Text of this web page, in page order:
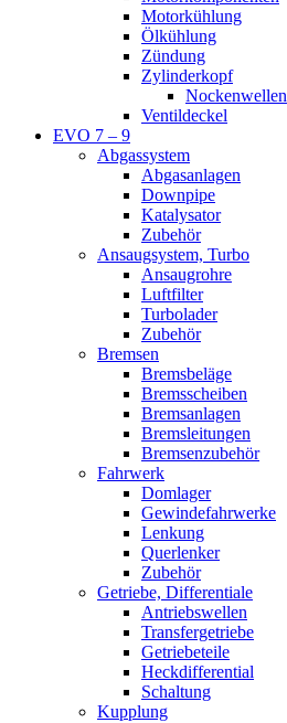
Motorkühlung
Ölkühlung
Zündung
Zylinderkopf
Nockenwellen
Ventildeckel
EVO 7 – 9
Abgassystem
Abgasanlagen
Downpipe
Katalysator
Zubehör
Ansaugsystem, Turbo
Ansaugrohre
Luftfilter
Turbolader
Zubehör
Bremsen
Bremsbeläge
Bremsscheiben
Bremsanlagen
Bremsleitungen
Bremsenzubehör
Fahrwerk
Domlager
Gewindefahrwerke
Lenkung
Querlenker
Zubehör
Getriebe, Differentiale
Antriebswellen
Transfergetriebe
Getriebeteile
Heckdifferential
Schaltung
Kupplung